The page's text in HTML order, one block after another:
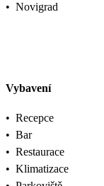
• Novigrad
Vybavení
• Recepce
• Bar
• Restaurace
• Klimatizace